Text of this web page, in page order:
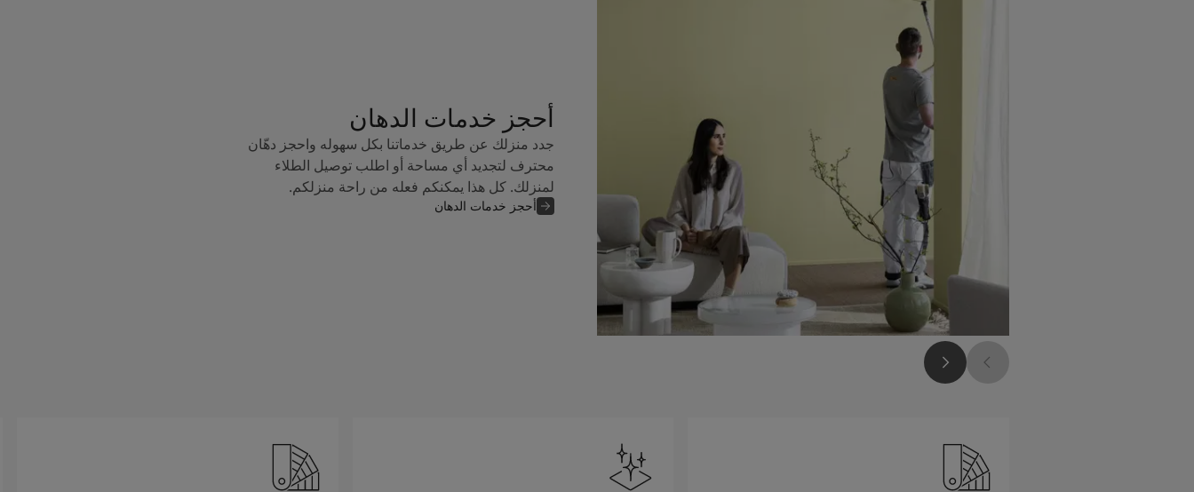
أحجز خدمات الدهان
جدد منزلك عن طريق خدماتنا بكل سهوله واحجز دهّان
محترف لتجديد أي مساحة أو اطلب توصيل الطلاء
لمنزلك. كل هذا يمكنكم فعله من راحة منزلكم.
أحجز خدمات الدهان